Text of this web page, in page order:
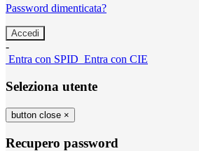
Password dimenticata?
-
Entra con SPID Entra con CIE
Seleziona utente
button close ×
Recupero password